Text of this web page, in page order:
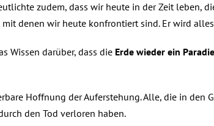
zudem, dass wir heute in der Zeit leben,
denen wir heute konfrontiert sind. Er wird
Wissen darüber, dass die Erde wieder ein
Hoffnung der Auferstehung. Alle, die in den
den Tod verloren haben.